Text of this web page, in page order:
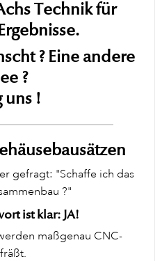
Technik für
? Eine andere
?
uns !
gefragt: "Schaffe ich das
?"
ist klar: JA!
maßgenau CNC-